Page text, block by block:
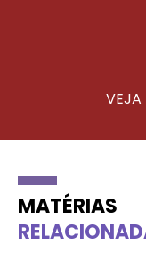
VEJA
MATÉRIAS